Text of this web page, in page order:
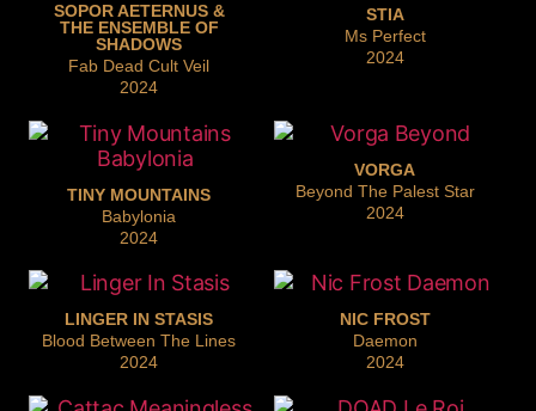
SOPOR AETERNUS &
THE ENSEMBLE OF
SHADOWS
Fab Dead Cult Veil
2024
STIA
Ms Perfect
2024
TINY MOUNTAINS
Babylonia
2024
VORGA
Beyond The Palest Star
2024
LINGER IN STASIS
Blood Between The Lines
2024
NIC FROST
Daemon
2024